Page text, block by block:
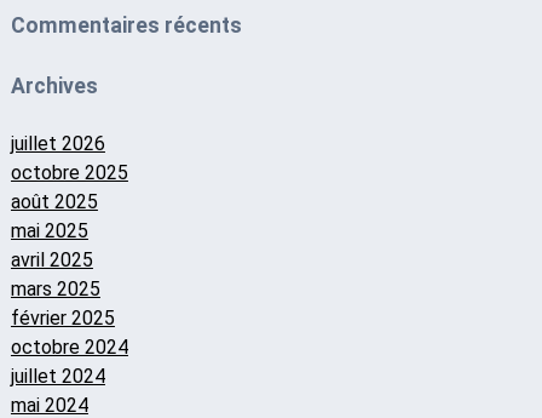
Commentaires récents
Archives
juillet 2026
octobre 2025
août 2025
mai 2025
avril 2025
mars 2025
février 2025
octobre 2024
juillet 2024
mai 2024